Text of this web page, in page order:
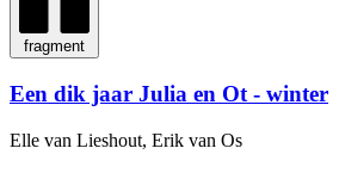
fragment
Een dik jaar Julia en Ot - winter
Elle van Lieshout, Erik van Os